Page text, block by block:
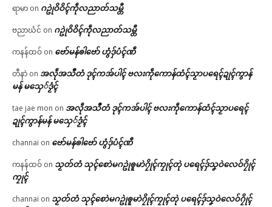
ရာမာ on ဂဥုဲဝိဝိၚ်ကဵုလညာတ်သမ္တီ
ဗညာဃံင် on ဂဥုဲဝိဝိၚ်ကဵုလညာတ်သမ္တီ
ကနန်ထဝ် on ဗော်မန်ၜါဗော် ဟွံဒှ်ပံၚ်ဏီ
တီနာဲ on အလဵုအသဳတံ ဒုၚ်ကအ်ပါၚ် ဗလးကဵုကောန်ထံၚ်သၟာပရေၚ်ဍုၚ်ကွာန်
မန် မသှေ်ဒၟံၚ်
tae jae mon on အလဵုအသဳတံ ဒုၚ်ကအ်ပါၚ် ဗလးကဵုကောန်ထံၚ်သၟာပရေၚ်
ဍုၚ်ကွာန်မန် မသှေ်ဒၟံၚ်
channai on ဗော်မန်ၜါဗော် ဟွံဒှ်ပံၚ်ဏီ
ကနန်ထဝ် on သၟတ်တံ သုၚ်စောဲမဂဥုဲၜူမာဲဂၠိုၚ်ကၠုၚ်တုဲ ပရေၚ်ဒှ်သၞဝဲလေဝ်ဂၠိုၚ်
ကၠုၚ်
channai on သၟတ်တံ သုၚ်စောဲမဂဥုဲၜူမာဲဂၠိုၚ်ကၠုၚ်တုဲ ပရေၚ်ဒှ်သၞဝဲလေဝ်ဂၠိုၚ်